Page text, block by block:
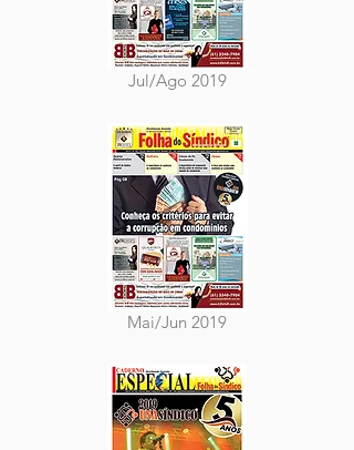
Jul/Ago 2019
Mai/Jun 2019